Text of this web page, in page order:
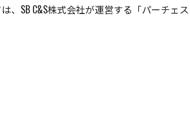
、SB C&S株式会社が運営する「パーチェ